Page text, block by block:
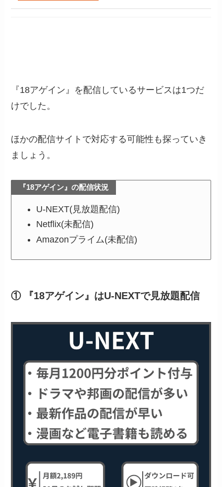
『18アゲイン』を配信しているサービスは1つだ
けでした。
ほかの配信サイトで対応する可能性も探っていき
ましょう。
『18アゲイン』の配信状況
U-NEXT(見放題配信)
Netflix(未配信)
Amazonプライム(未配信)
① 『18アゲイン』はU-NEXTで見放題配信